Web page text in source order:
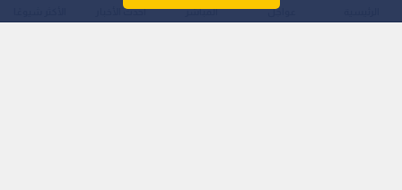
عواجل المباشر أحدث الأخبار